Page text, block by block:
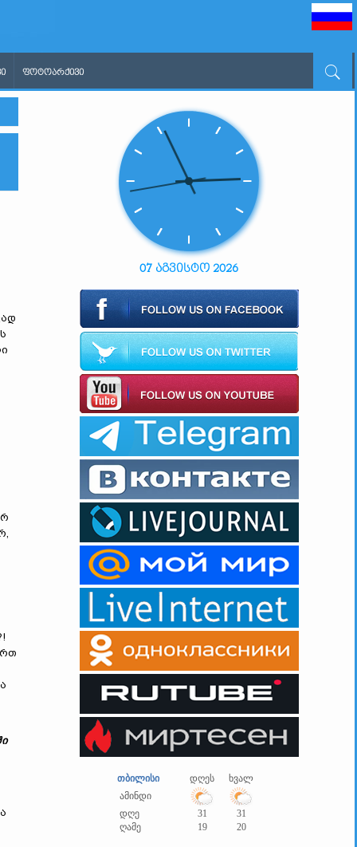
ᲤᲝᲢᲝᲐᲠᲥᲘᲕᲘ
07 აგვისტო 2026
თბილისი დღეს
ხვალ
ამინდი
დღე
31
31
ღამე
19 20